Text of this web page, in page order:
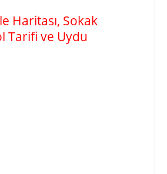
Haritası, Sokak
Tarifi ve Uydu